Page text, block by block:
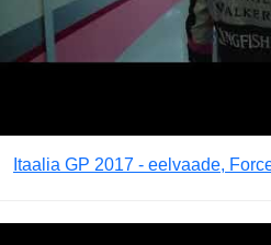
Itaalia GP 2017 - eelvaade,